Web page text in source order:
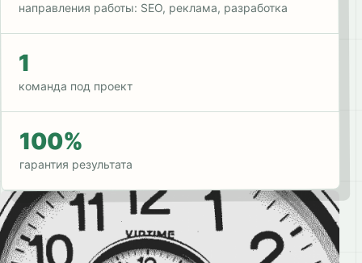
направления работы: SEO, реклама, разработка
1
команда под проект
100%
гарантия результата